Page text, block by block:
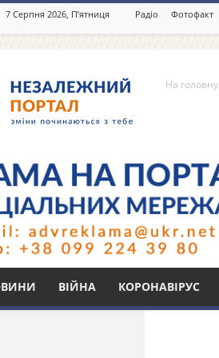
7 Серпня 2026, П’ятниця Радіо Фотофакт
портал
Павлоград.dp.ua
ВІЙНА КОРОНАВІРУС
На головну
садок №30